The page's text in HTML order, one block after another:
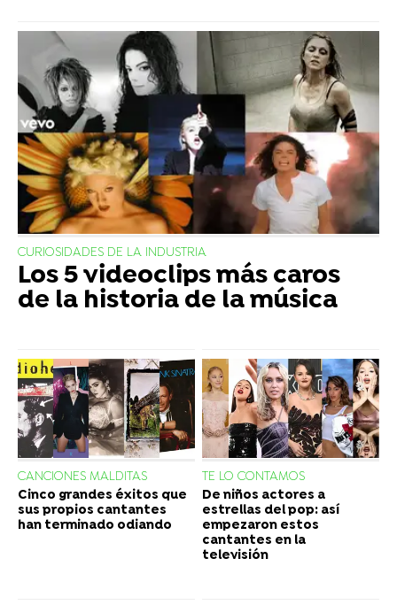
CURIOSIDADES DE LA INDUSTRIA
Los 5 videoclips más caros
de la historia de la música
CANCIONES MALDITAS
Cinco grandes éxitos que
sus propios cantantes
han terminado odiando
TE LO CONTAMOS
De niños actores a
estrellas del pop: así
empezaron estos
cantantes en la
televisión